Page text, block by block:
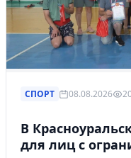
СПОРТ 08.08.2026
В
для лиц с